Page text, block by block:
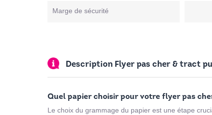
Marge de sécurité
Description Flyer pas cher & tract
Quel papier choisir pour votre flyer pas
Le choix du grammage du papier est une étape